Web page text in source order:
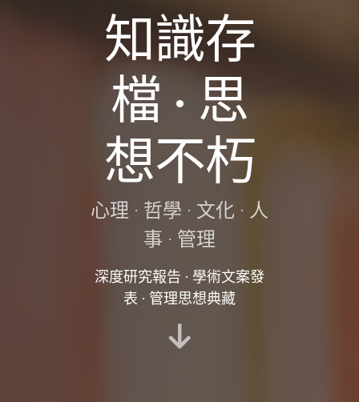
知識存
檔 · 思
想不朽
心理 · 哲學 · 文化 · 人
事 · 管理
深度研究報告 · 學術文案發
表 · 管理思想典藏